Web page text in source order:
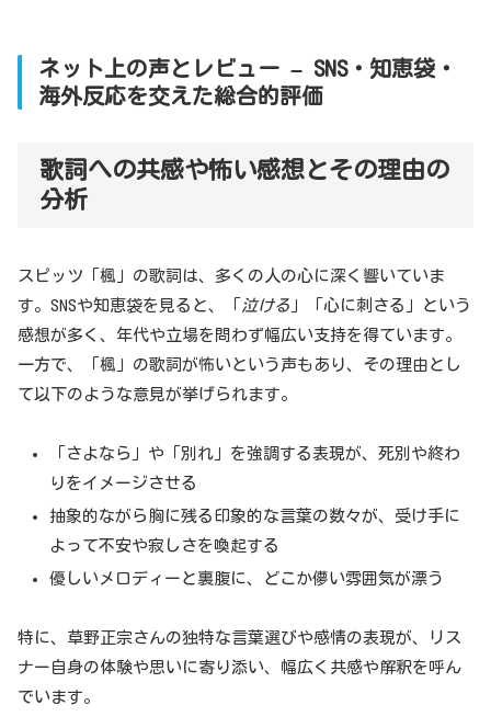
ネット上の声とレビュー – SNS・知恵袋・
海外反応を交えた総合的評価
歌詞への共感や怖い感想とその理由の
分析
スピッツ「楓」の歌詞は、多くの人の心に深く響いていま
す。SNSや知恵袋を見ると、「
泣ける 」「心に刺さる」という
感想が多く、年代や立場を問わず幅広い支持を得ています。
一方で、「楓」の歌詞が怖いという声もあり、その理由とし
て以下のような意見が挙げられます。
「さよなら」や「別れ」を強調する表現が、死別や終わ
りをイメージさせる
抽象的ながら胸に残る印象的な言葉の数々が、受け手に
よって不安や寂しさを喚起する
優しいメロディーと裏腹に、どこか儚い雰囲気が漂う
特に、草野正宗さんの独特な言葉選びや感情の表現が、リス
ナー自身の体験や思いに寄り添い、幅広く共感や解釈を呼ん
でいます。